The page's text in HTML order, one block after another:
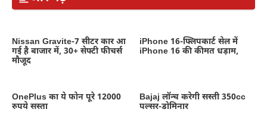
Nissan Gravite-7 सीटर कार आ
गई है बाजार में, 30+ सेफ्टी फीचर्स
मौजूद
iPhone 16-फ्लिपकार्ट सेल में
iPhone 16 की कीमत धड़ाम,
OnePlus का ये फोन पूरे 12000
रुपये सस्ता
Bajaj लॉन्च करेगी सस्ती 350cc
पल्सर-डोमिनार